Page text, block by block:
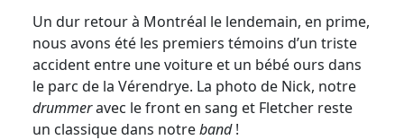
Un dur retour à Montréal le lendemain, en prime,
nous avons été les premiers témoins d’un triste
accident entre une voiture et un bébé ours dans
le parc de la Vérendrye. La photo de Nick, notre
drummeravec le front en sang et Fletcher reste
un classique dans notreband!